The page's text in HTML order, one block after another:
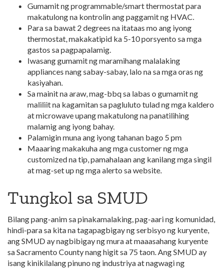
Gumamit ng programmable/smart thermostat para
makatulong na kontrolin ang paggamit ng HVAC.
Para sa bawat 2 degrees na itataas mo ang iyong
thermostat, makakatipid ka 5-10 porsyento sa mga
gastos sa pagpapalamig.
Iwasang gumamit ng maramihang malalaking
appliances nang sabay-sabay, lalo na sa mga oras ng
kasiyahan.
Sa mainit na araw, mag-bbq sa labas o gumamit ng
maliliit na kagamitan sa pagluluto tulad ng mga kaldero
at microwave upang makatulong na panatilihing
malamig ang iyong bahay.
Palamigin muna ang iyong tahanan bago 5 pm
Maaaring makakuha ang mga customer ng mga
customized na tip, pamahalaan ang kanilang mga singil
at mag-set up ng mga alerto sa website.
Tungkol sa SMUD
Bilang pang-anim sa pinakamalaking, pag-aari ng komunidad,
hindi-para sa kita na tagapagbigay ng serbisyo ng kuryente,
ang SMUD ay nagbibigay ng mura at maaasahang kuryente
sa Sacramento County nang higit sa 75 taon. Ang SMUD ay
isang kinikilalang pinuno ng industriya at nagwagi ng